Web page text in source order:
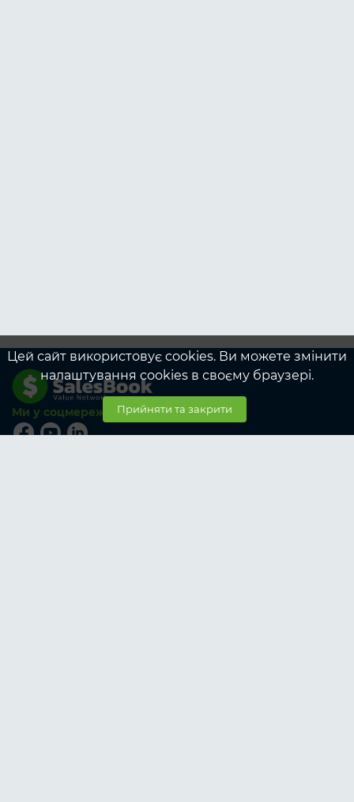
Ми у соцмережах
Цей сайт використовує cookies. Ви можете змінити
налаштування cookies в своєму браузері.
Прийняти та закрити